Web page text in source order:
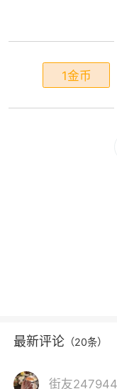
1金币
最新评论 （20条）
街友